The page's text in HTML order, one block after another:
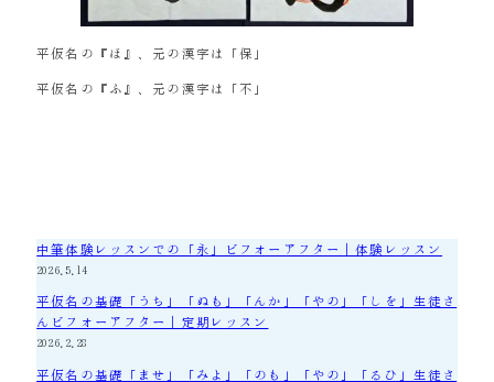
平仮名の『ほ』、元の漢字は「保」
平仮名の『ふ』、元の漢字は「不」
中筆体験レッスンでの「永」ビフォーアフター｜体験レッスン
2026.5.14
平仮名の基礎「うち」「ぬも」「んか」「やの」「しを」生徒さ
んビフォーアフター｜定期レッスン
2026.2.28
平仮名の基礎「ませ」「みよ」「のも」「やの」「るひ」生徒さ